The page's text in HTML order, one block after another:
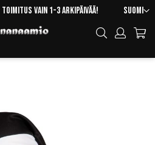
Skip
Content
Kieli
Suomi
| Toimitus vain 1-3 arkipäivää!
Hae